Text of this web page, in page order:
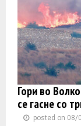
Гори во
се гасне со
posted on 08/